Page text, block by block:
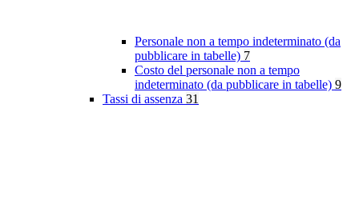
Personale non a tempo indeterminato (da
pubblicare in tabelle) 7
Costo del personale non a tempo
indeterminato (da pubblicare in tabelle) 9
Tassi di assenza 31